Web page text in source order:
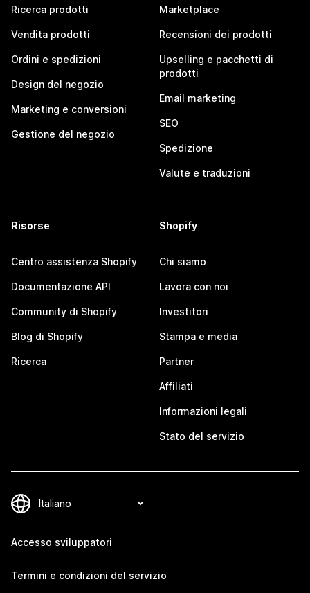
Ricerca prodotti
Vendita prodotti
Ordini e spedizioni
Design del negozio
Marketing e conversioni
Gestione del negozio
Marketplace
Recensioni dei prodotti
Upselling e pacchetti di
prodotti
Email marketing
SEO
Spedizione
Valute e traduzioni
Risorse
Centro assistenza Shopify
Documentazione API
Community di Shopify
Blog di Shopify
Ricerca
Shopify
Chi siamo
Lavora con noi
Investitori
Stampa e media
Partner
Affiliati
Informazioni legali
Stato del servizio
Accesso sviluppatori
Termini e condizioni del servizio